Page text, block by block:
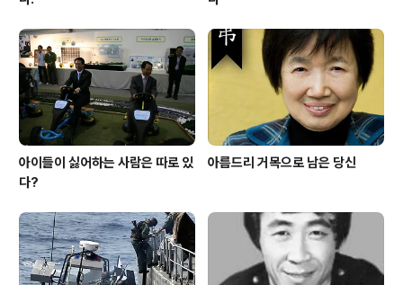
아이들이 싫어하는 사람은 따로 있
다?
아름드리 거목으로 남은 당신